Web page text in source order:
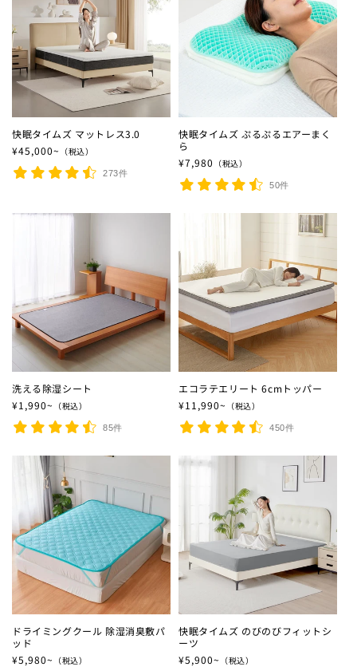
快眠タイムズ マットレス3.0
通常価格
¥45,000~ （税込）
273件
快眠タイムズ ぷるぷるエアーまく
ら
通常価格
¥7,980 （税込）
50件
洗える除湿シート
通常価格
¥1,990~ （税込）
85件
エコラテエリート 6cmトッパー
通常価格
¥11,990~ （税込）
450件
ドライミングクール 除湿消臭敷パ
ッド
通常価格
¥5,980~ （税込）
快眠タイムズ のびのびフィットシ
ーツ
通常価格
¥5,900~ （税込）